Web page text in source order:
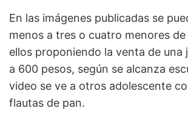
En las imágenes publicadas se
menos a tres o cuatro menores
ellos proponiendo la venta de una
a 600 pesos, según se alcanza
video se ve a otros adolescente
flautas de pan.